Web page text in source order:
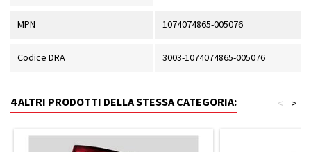
MPN 1074074865-005076
Codice DRA 3003-1074074865-005076
4 ALTRI PRODOTTI DELLA STESSA CATEGORIA: >
<